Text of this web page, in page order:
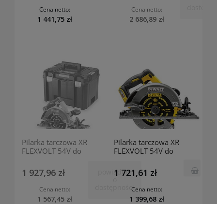
Cena netto:
1 441,75 zł
Cena netto:
2 686,89 zł
Pilarka tarczowa XR
FLEXVOLT 54V do
prowadzącymi + T-STAK -
bez akumulatora i
ładowarki DCS576NT
DeWalt
1 927,96 zł
Cena netto:
1 567,45 zł
powiadom
dostępności
Pilarka tarczowa XR
FLEXVOLT 54V do
prowadzącymi - bez
akumulatora i ładowarki
DCS576N DeWalt
1 721,61 zł
Cena netto:
1 399,68 zł